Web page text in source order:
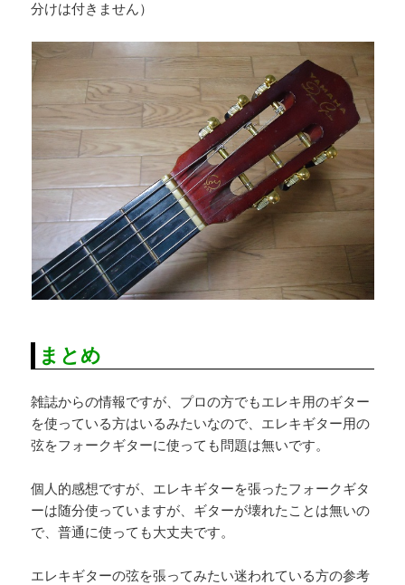
分けは付きません）
まとめ
雑誌からの情報ですが、プロの方でもエレキ用のギター
を使っている方はいるみたいなので、エレキギター用の
弦をフォークギターに使っても問題は無いです。
個人的感想ですが、エレキギターを張ったフォークギタ
ーは随分使っていますが、ギターが壊れたことは無いの
で、普通に使っても大丈夫です。
エレキギターの弦を張ってみたい迷われている方の参考